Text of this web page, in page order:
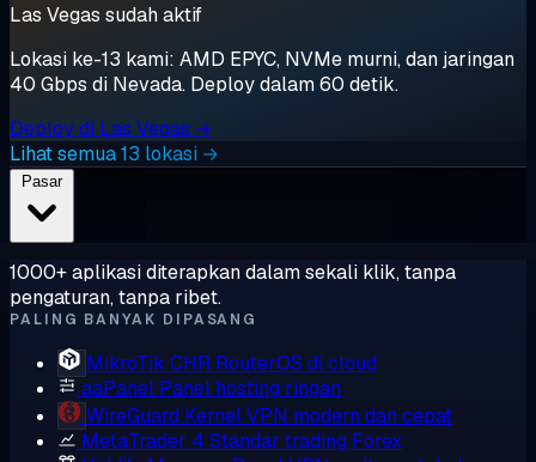
Las Vegas sudah aktif
Lokasi ke-13 kami: AMD EPYC, NVMe murni, dan jaringan
40 Gbps di Nevada. Deploy dalam 60 detik.
Deploy di Las Vegas →
Lihat semua 13 lokasi →
Pasar
1000+ aplikasi diterapkan dalam sekali klik, tanpa
pengaturan, tanpa ribet.
PALING BANYAK DIPASANG
MikroTik CHR RouterOS di cloud
aaPanel Panel hosting ringan
WireGuard Kernel VPN modern dan cepat
MetaTrader 4 Standar trading Forex